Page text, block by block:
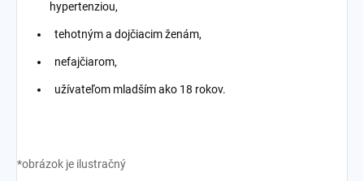
hypertenziou,
tehotným a dojčiacim ženám,
nefajčiarom,
užívateľom mladším ako 18 rokov.
*obrázok je ilustračný